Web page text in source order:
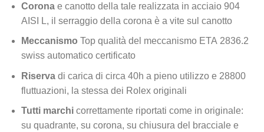
Coronae canotto della tale realizzata in acciaio 904
AISI L, il serraggio della corona è a vite sul canotto
Meccanismo Top qualità del meccanismo ETA 2836.2
swiss automatico certificato
Riservadi carica di circa 40h a pieno utilizzo e 28800
fluttuazioni, la stessa dei Rolex originali
Tutti marchi correttamente riportati come in originale:
su quadrante, su corona, su chiusura del bracciale e